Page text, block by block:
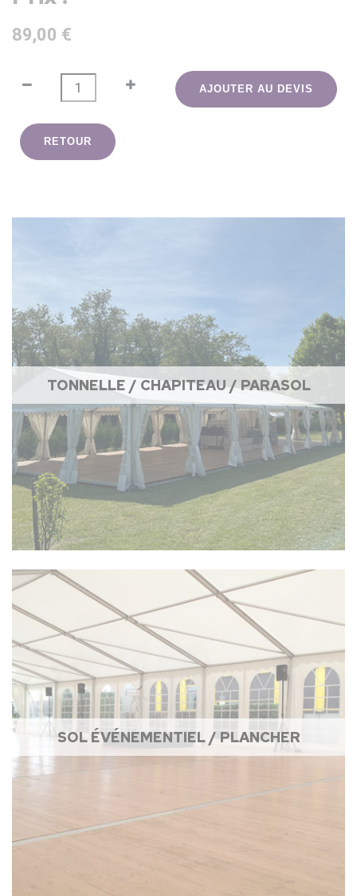
89,00 €
AJOUTER AU DEVIS
RETOUR
TONNELLE / CHAPITEAU / PARASOL
SOL ÉVÉNEMENTIEL / PLANCHER